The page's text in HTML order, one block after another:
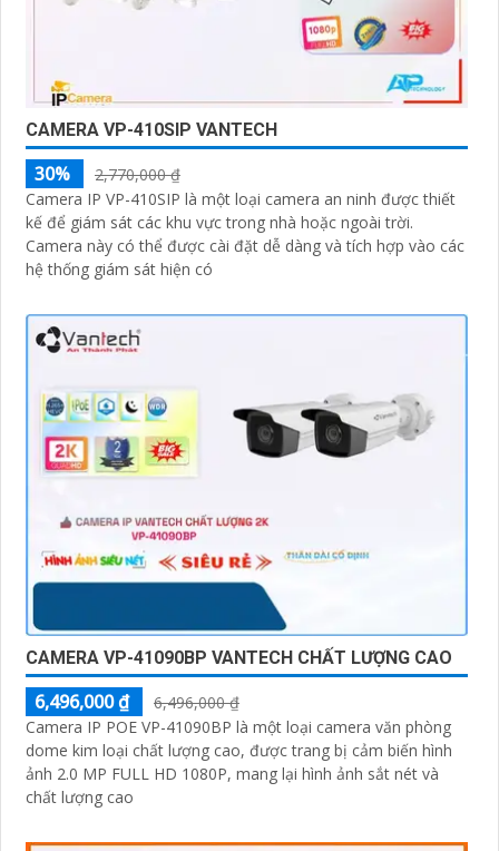
CAMERA VP-410SIP VANTECH
30%
2,770,000 ₫
Camera IP VP-410SIP là một loại camera an ninh được thiết
kế để giám sát các khu vực trong nhà hoặc ngoài trời.
Camera này có thể được cài đặt dễ dàng và tích hợp vào các
hệ thống giám sát hiện có
CAMERA VP-41090BP VANTECH CHẤT LƯỢNG CAO
6,496,000 ₫
6,496,000 ₫
Camera IP POE VP-41090BP là một loại camera văn phòng
dome kim loại chất lượng cao, được trang bị cảm biến hình
ảnh 2.0 MP FULL HD 1080P, mang lại hình ảnh sắt nét và
chất lượng cao